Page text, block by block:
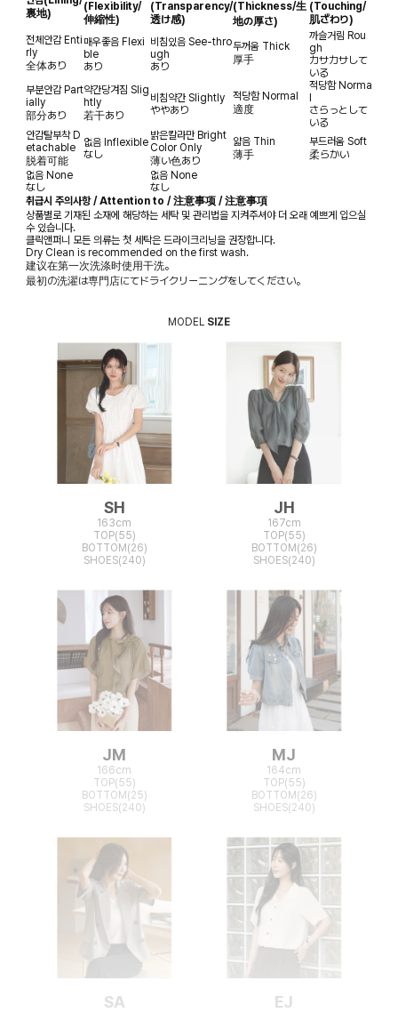
裏地)
(Flexibility/
伸縮性)
(Transparency/
透け感)
(Thickness/生
地の厚さ)
(Touching/
肌ざわり)
전체안감 Enti
rly
全体あり
매우좋음 Flexi
ble
あり
비침있음 See-thro
ugh
あり
두꺼움 Thick
厚手
까슬거림 Rou
gh
カサカサして
いる
부분안감 Part
ially
部分あり
약간당겨짐 Slig
htly
若干あり
비침약간Slightly
ややあり
적당함 Normal
適度
적당함 Norma
さらっとして
いる
안감탈부착 D
etachable
脱着可能
없음 Inflexible
なし
밝은칼라만 Bright
Color Only
薄い色あり
얇음 Thin
薄手
부드러움 Soft
柔らかい
없음 None
なし
없음 None
なし
취급시 주의사항 / Attention to / 注意事项 / 注意事項
상품별로 기재된 소재에 해당하는 세탁 및 관리법을 지켜주셔야 더 오래 예쁘게 입으실
수 있습니다.
클릭앤퍼니 모든 의류는 첫 세탁은 드라이크리닝을 권장합니다.
Dry Clean is recommended on the first wash.
建议在第一次洗涤时使用干洗。
最初の洗濯は専門店にてドライクリーニングをしてください。
MODEL SIZE
SH
163cm
TOP(55)
BOTTOM(26)
SHOES(240)
JH
167cm
TOP(55)
BOTTOM(26)
SHOES(240)
JM
166cm
TOP(55)
BOTTOM(25)
SHOES(240)
MJ
164cm
TOP(55)
BOTTOM(26)
SHOES(240)
SA EJ